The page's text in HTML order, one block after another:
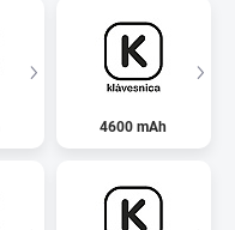
4600 mAh